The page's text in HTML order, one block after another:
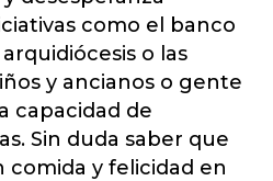
como el banco
o las
y ancianos o gente
capacidad de
Sin duda saber que
comida y felicidad en